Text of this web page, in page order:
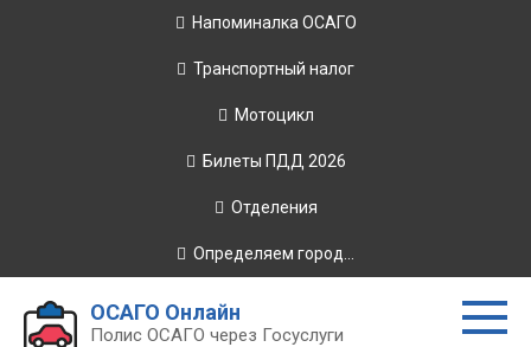
Напоминалка ОСАГО
Транспортный налог
Мотоцикл
Билеты ПДД 2026
Отделения
Определяем город...
ОСАГО Онлайн
Полис ОСАГО через Госуслуги